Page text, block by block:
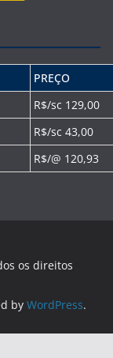
PREÇO
R$/sc 129,00
R$/sc 43,00
R$/@ 120,93
os direitos
by WordPress.